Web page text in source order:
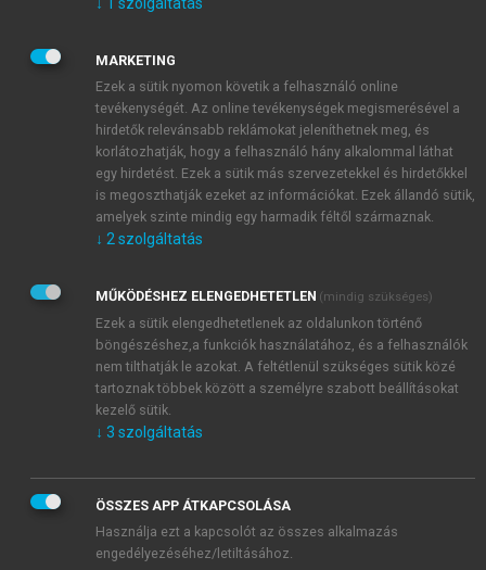
JELSZÓ
JELSZÓ ÚJRA
Kérek értesítést a MeRSZ újdonságairól, akcióiról.
Kérek értesítést az Akadémiai Kiadó Zrt. újdonságairól,
Adatkezelési tájékoztatóbanfoglaltakat tudomásul
veszem és elfogadom.
Általános vásárlási feltételeket, valamint a szotar.netés a
mersz.huoldalak licencszerződéseiben foglaltakat
tudomásul veszem és elfogadom.
KIPRÓBÁLOM
MARKETING
Ezek a sütik nyomon követik a felhasználó online
tevékenységét. Az online tevékenységek megismerésével a
hirdetők relevánsabb reklámokat jeleníthetnek meg, és
korlátozhatják, hogy a felhasználó hány alkalommal láthat
egy hirdetést. Ezek a sütik más szervezetekkel és hirdetőkkel
is megoszthatják ezeket az információkat. Ezek állandó sütik,
amelyek szinte mindig egy harmadik féltől származnak.
↓ 2 szolgáltatás
MŰKÖDÉSHEZ ELENGEDHETETLEN (mindig szükséges)
Ezek a sütik elengedhetetlenek az oldalunkon történő
böngészéshez,a funkciók használatához, és a felhasználók
nem tilthatják le azokat. A feltétlenül szükséges sütik közé
tartoznak többek között a személyre szabott beállításokat
kezelő sütik.
↓ 3 szolgáltatás
ÖSSZES APP ÁTKAPCSOLÁSA
Használja ezt a kapcsolót az összes alkalmazás
engedélyezéséhez/letiltásához.